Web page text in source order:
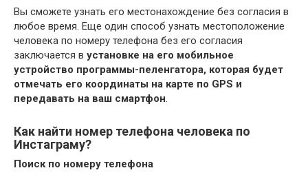
Вы сможете узнать его местонахождение без согласия в
любое время. Еще один способ узнать местоположение
человека по номеру телефона без его согласия
заключается в установке на его мобильное
устройство программы-пеленгатора, которая будет
отмечать его координаты на карте по GPS и
передавать на ваш смартфон.
Как найти номер телефона человека по
Инстаграму?
Поиск по номеру телефона